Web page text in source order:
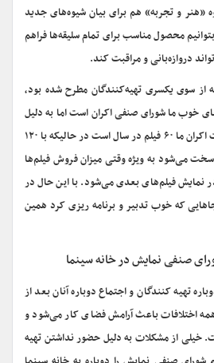
«هنر و تجربه» هم برای بیان شیوه‌های جدید
محصول مناسب برای تمام سلیقه‌ها فراهم
دروازه‌بانی و مراقبت کند.
سوی یکسری تهیه‌کنندگان مطرح شده بود،
خوب ما شورای صنفی اکران است اما به دلیل
سالن‌های سینما و اینکه ظرفیت اکران ما ۶۰ فیلم در سال است در حالیکه با ۱۲۰
سخت می‌شود به ویژه وقتی میزان فروش فیلم‌ها
نمایش فیلم‌های بعدی می‌شود. با این حال در
که خوب تدبیر و برنامه ریزی کرد همین
صنفی نمایش در خانه سینما
تهیه کنندگان و اجتماع دوباره آنان بعد از
اختلافات باعث آرامش فضای کار می‌شود و
خیلی از مشکلات به دلیل حضور نداشتن تهیه